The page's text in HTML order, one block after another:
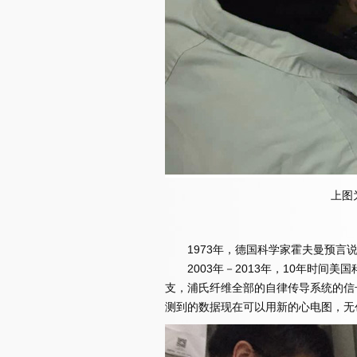
上
1973年，德国科学家霍夫曼预言
2003年－2013年，10年时间美国
支，浦氏纤维全部的自律传导系统的
测到的数据现在可以用新的心电图，